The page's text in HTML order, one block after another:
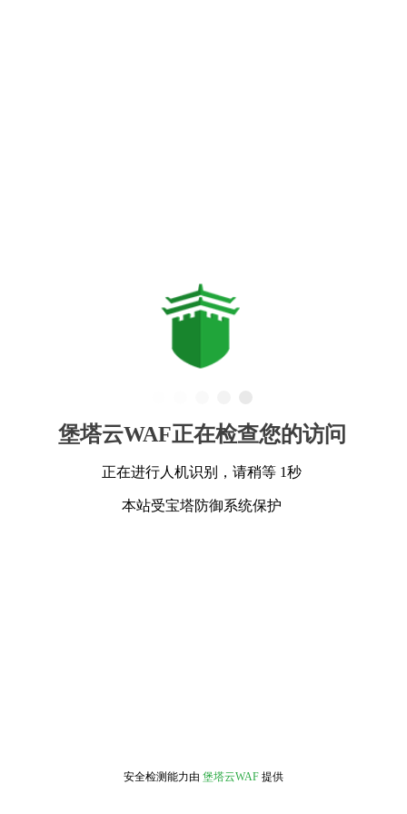
堡塔云WAF正在检查您的访问
正在进行人机识别，请稍等 1秒
本站受宝塔防御系统保护
安全检测能力由 堡塔云WAF 提供